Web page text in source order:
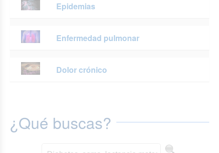
Epidemias
Enfermedad pulmonar
Dolor crónico
¿Qué buscas?